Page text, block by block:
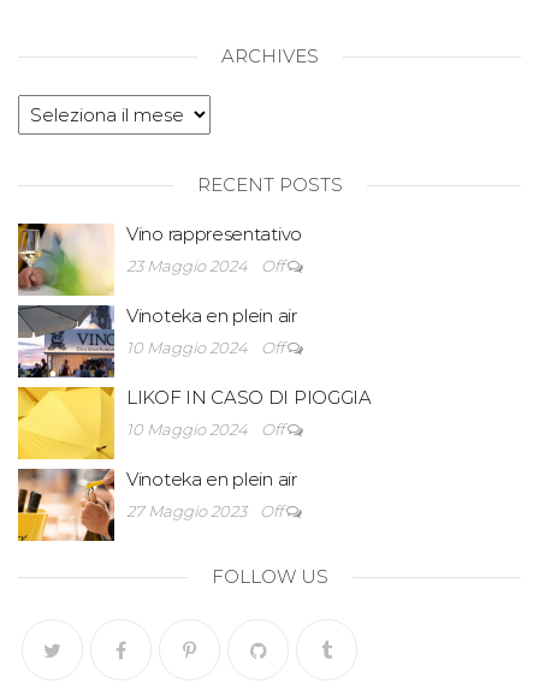
ARCHIVES
RECENT POSTS
Vino rappresentativo
23 Maggio 2024 Off
Vinoteka en plein air
10 Maggio 2024 Off
LIKOF IN CASO DI PIOGGIA
10 Maggio 2024 Off
Vinoteka en plein air
27 Maggio 2023 Off
FOLLOW US